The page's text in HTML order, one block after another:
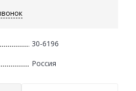
30-6196
Россия